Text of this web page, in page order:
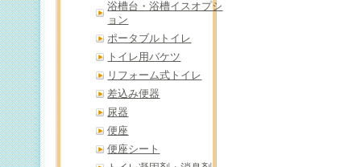
浴槽台・浴槽イスオプシ
ョン
ポータブルトイレ
トイレ用バケツ
リフォーム式トイレ
差込み便器
尿器
便座
便座シート